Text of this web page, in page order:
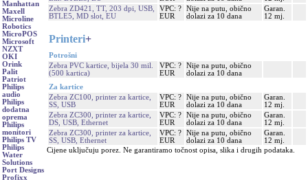
Manhattan
Maxell
Microline
Robotics
MicroPOS
Microsoft
NZXT
OKI
Orink
Palit
Patriot
Philips
audio
Philips
dodatna
oprema
Philips
monitori
Philips TV
Philips
Water
Solutions
Port Designs
Profixx
Zebra ZD421, TT, 203 dpi, USB,
BTLE5, MD slot, EU
VPC: ?
EUR
Nije na putu, obično
dolazi za 10 dana
Garan.
12 mj.
Printeri+
Potrošni
Zebra PVC kartice, bijela 30 mil.
(500 kartica)
VPC: ?
EUR
Nije na putu, obično
dolazi za 10 dana
Za kartice
Zebra ZC100, printer za kartice,
SS, USB
VPC: ?
EUR
Nije na putu, obično
dolazi za 10 dana
Garan.
12 mj.
Zebra ZC300, printer za kartice,
DS, USB, Ethernet
VPC: ?
EUR
Nije na putu, obično
dolazi za 10 dana
Garan.
12 mj.
Zebra ZC300, printer za kartice,
SS, USB, Ethernet
VPC: ?
EUR
Nije na putu, obično
dolazi za 10 dana
Garan.
12 mj.
Cijene uključuju porez. Ne garantiramo točnost opisa, slika i drugih podataka.